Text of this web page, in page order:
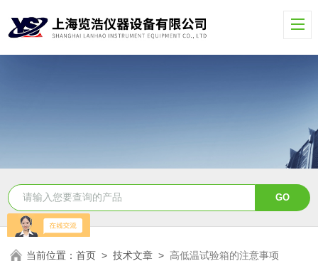
当前位置：首页 >技术文章 > 高低温试验箱的注意事项